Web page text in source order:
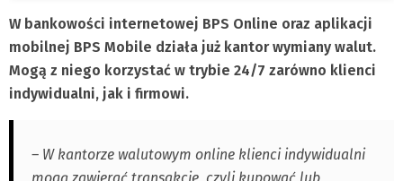
W bankowości internetowej BPS Online oraz aplikacji
mobilnej BPS Mobile działa już kantor wymiany walut.
Mogą z niego korzystać w trybie 24/7 zarówno klienci
indywidualni, jak i firmowi.
– W kantorze walutowym online klienci indywidualni